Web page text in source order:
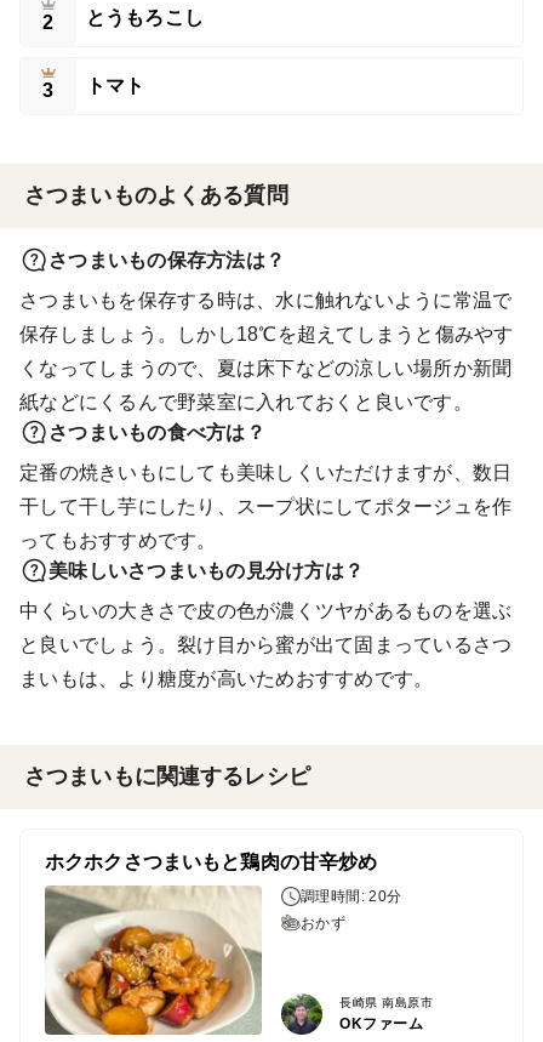
2 とうもろこし
3 トマト
さつまいものよくある質問
さつまいもの保存方法は？
さつまいもを保存する時は、水に触れないように常温で
保存しましょう。しかし18℃を超えてしまうと傷みやす
くなってしまうので、夏は床下などの涼しい場所か新聞
紙などにくるんで野菜室に入れておくと良いです。
さつまいもの食べ方は？
定番の焼きいもにしても美味しくいただけますが、数日
干して干し芋にしたり、スープ状にしてポタージュを作
ってもおすすめです。
美味しいさつまいもの見分け方は？
中くらいの大きさで皮の色が濃くツヤがあるものを選ぶ
と良いでしょう。裂け目から蜜が出て固まっているさつ
まいもは、より糖度が高いためおすすめです。
さつまいもに関連するレシピ
ホクホクさつまいもと鶏肉の甘辛炒め
調理時間: 20分
おかず
長崎県 南島原市
OKファーム